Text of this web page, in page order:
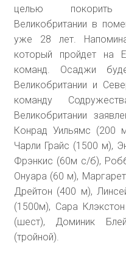
целью
Великобритании в
уже 28 лет.
который пройдет на
команд. Осаджи
Великобритании и
команду
Великобритании
Конрад Уильямс (200
Чарли Грайс (1500 м),
Фрэнкис (60м с/б),
Онуара (60 м),
Дрейтон (400 м),
(1500м), Сара
(шест), Доминик
(тройной).